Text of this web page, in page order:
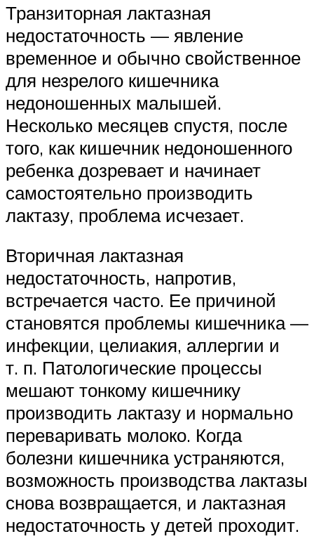
Транзиторная лактазная
недостаточность — явление
временное и обычно свойственное
для незрелого кишечника
недоношенных малышей.
Несколько месяцев спустя, после
того, как кишечник недоношенного
ребенка дозревает и начинает
самостоятельно производить
лактазу, проблема исчезает.
Вторичная лактазная
недостаточность, напротив,
встречается часто. Ее причиной
становятся проблемы кишечника —
инфекции, целиакия, аллергии и
т. п. Патологические процессы
мешают тонкому кишечнику
производить лактазу и нормально
переваривать молоко. Когда
болезни кишечника устраняются,
возможность производства лактазы
снова возвращается, и лактазная
недостаточность у детей проходит.